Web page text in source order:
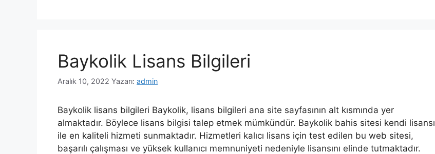
Baykolik Lisans Bilgileri
Aralık 10, 2022 Yazarı: admin
Baykolik lisans bilgileri Baykolik, lisans bilgileri ana site sayfasının alt kısmında yer
almaktadır. Böylece lisans bilgisi talep etmek mümkündür. Baykolik bahis sitesi kendi lisansı
ile en kaliteli hizmeti sunmaktadır. Hizmetleri kalıcı lisans için test edilen bu web sitesi,
başarılı çalışması ve yüksek kullanıcı memnuniyeti nedeniyle lisansını elinde tutmaktadır.